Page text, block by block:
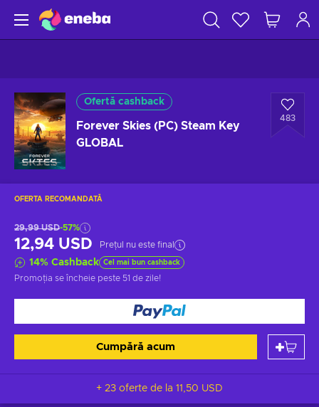
Ofertă cashback
Forever Skies (PC) Steam Key
GLOBAL
483
OFERTA RECOMANDATĂ
29,99 USD-57%
12,94 USD Prețul nu este final
14% Cashback Cel mai bun cashback
Promoția se încheie peste 51 de zile!
Cumpără acum
+ 23 oferte de la 11,50 USD